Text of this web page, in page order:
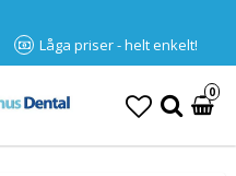
Låga priser - helt enkelt!
0